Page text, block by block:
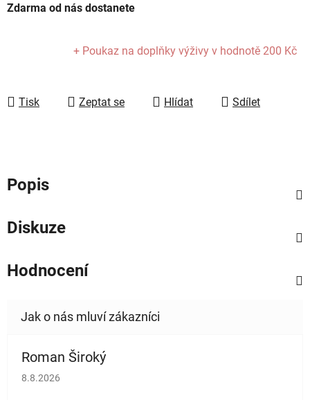
Zdarma od nás dostanete
+ Poukaz na doplňky výživy v hodnotě 200 Kč
Tisk Zeptat se Hlídat Sdílet
Popis
Diskuze
Hodnocení
Roman Široký
Hodnocení obchodu je 5 z 5 hvězdiček.
8.8.2026